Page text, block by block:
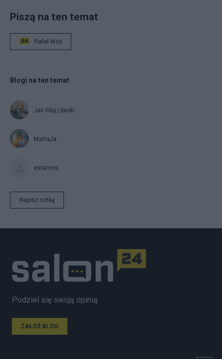
Piszą na ten temat
Rafał Woś
Blogi na ten temat
Jan Filip Libicki
MartaJa
estamos
Napisz notkę
Podziel się swoją opinią
ZAŁÓŻ BLOG